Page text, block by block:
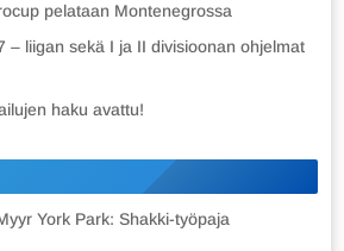
pelataan Montenegrossa
– liigan sekä I ja II divisioonan ohjelmat
haku avattu!
York Park: Shakki-työpaja